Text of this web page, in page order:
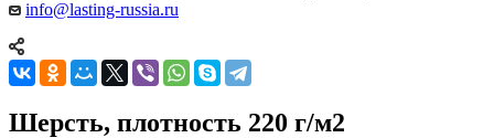
info@lasting-russia.ru
Шерсть, плотность 220 г/м2